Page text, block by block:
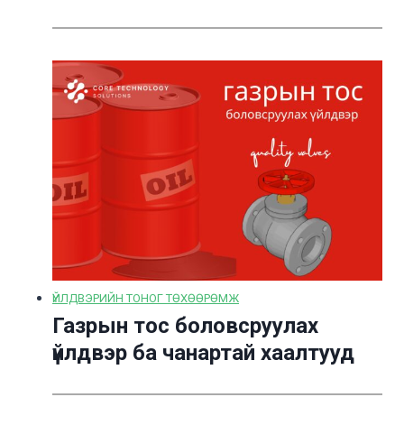
ҮЙЛДВЭРИЙН ТОНОГ ТӨХӨӨРӨМЖ
Газрын тос боловсруулах
үйлдвэр ба чанартай хаалтууд